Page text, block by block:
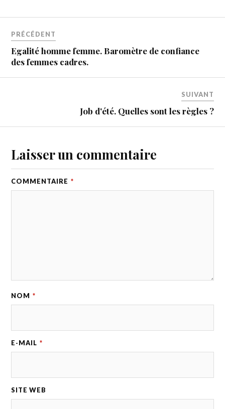
PRÉCÉDENT
Egalité homme femme. Baromètre de confiance
des femmes cadres.
SUIVANT
Job d'été. Quelles sont les règles ?
Laisser un commentaire
COMMENTAIRE *
NOM *
E-MAIL *
SITE WEB